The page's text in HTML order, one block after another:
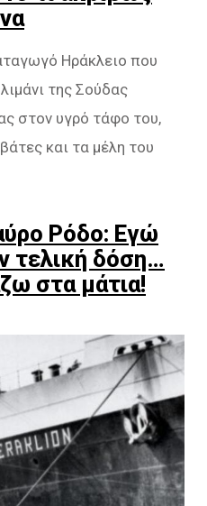
Ηράκλειο που
της Σούδας
στον υγρό τάφο του,
και τα μέλη του
Ρόδο: Εγώ
τελική δόση…
στα μάτια!